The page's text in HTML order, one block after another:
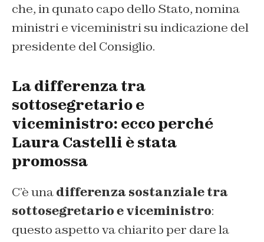
che, in qunato capo dello Stato, nomina
ministri e viceministri su indicazione del
presidente del Consiglio.
La differenza tra
sottosegretario e
viceministro: ecco perché
Laura Castelli è stata
promossa
C’è unadifferenza sostanziale tra
sottosegretario e viceministro:
questo aspetto va chiarito per dare la